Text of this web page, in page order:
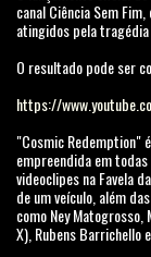
canal Ciência Sem
atingidos pela tragédia
O resultado pode ser
https://
"Cosmic Redemption"
empreendida em
videoclipes na Favela
de um veículo, além
como Ney Matogrosso,
X), Rubens Barrichello